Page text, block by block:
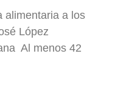
alimentaria a los
López
Al menos 42